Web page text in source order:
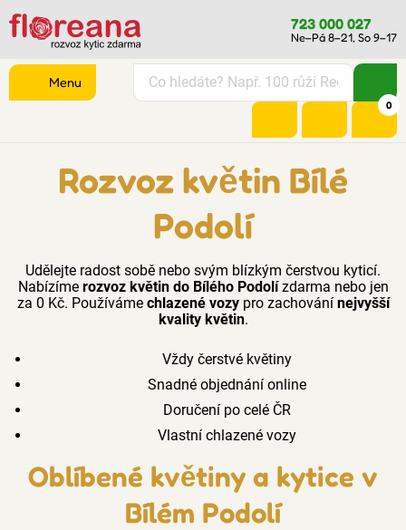
723 000 027
Ne–Pá 8–21, So 9–17
0
Menu
Rozvoz květin Bílé
Podolí
Udělejte radost sobě nebo svým blízkým čerstvou kyticí.
Nabízíme rozvoz květin do Bílého Podolízdarma nebo jen
za 0 Kč. Používáme chlazené vozypro zachování nejvyšší
kvality květin.
Vždy čerstvé květiny
Snadné objednání online
Doručení po celé ČR
Vlastní chlazené vozy
Oblíbené květiny a kytice v
Bílém Podolí